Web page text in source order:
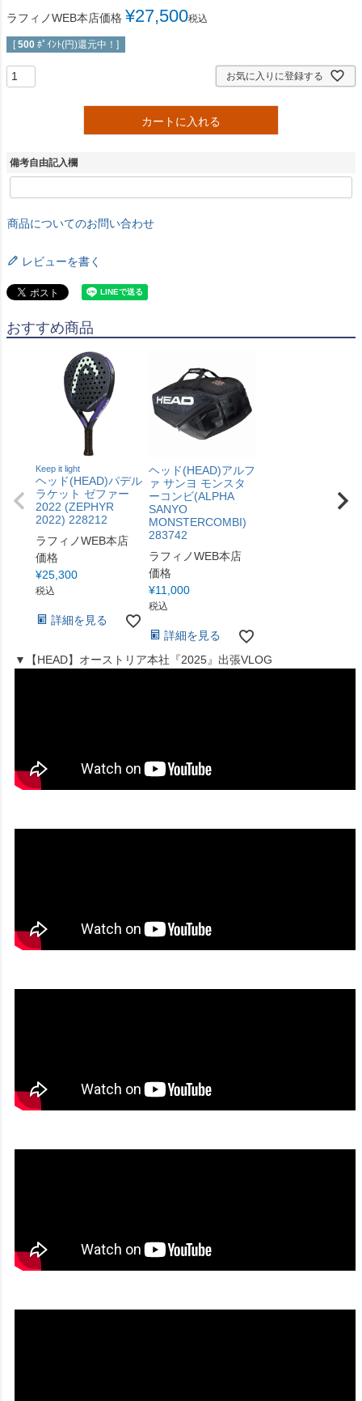
ラフィノWEB本店価格 ¥27,500税込
[ 500 ﾎﾟｲﾝﾄ(円)還元中！]
お気に入りに登録する
カートに入れる
備考自由記入欄
商品についてのお問い合わせ
レビューを書く
おすすめ商品
Keep it light
ヘッド(HEAD)パデル
ラケット ゼファー
2022 (ZEPHYR
2022) 228212
ラフィノWEB本店
価格
¥25,300
税込
詳細を見る
ヘッド(HEAD)アルフ
ァ サンヨ モンスタ
ーコンビ(ALPHA
SANYO
MONSTERCOMBI)
283742
ラフィノWEB本店
価格
¥11,000
税込
詳細を見る
▼【HEAD】オーストリア本社『2025』出張VLOG